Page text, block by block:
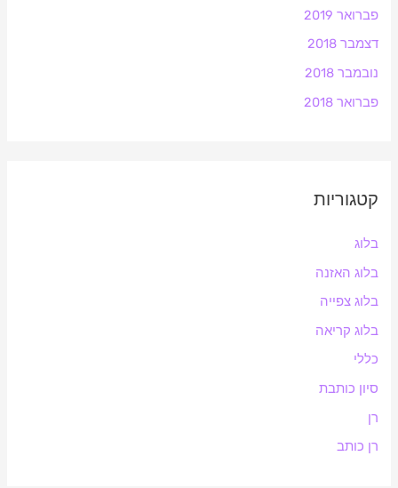
פברואר 2019
דצמבר 2018
נובמבר 2018
פברואר 2018
קטגוריות
בלוג
בלוג האזנה
בלוג צפייה
בלוג קריאה
כללי
סיון כותבת
רן
רן כותב